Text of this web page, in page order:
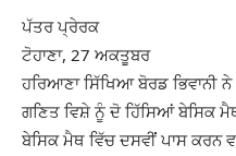
ਪੱਤਰ ਪ੍ਰੇਰਕ
ਟੋਹਾਣਾ, 27 ਅਕਤੂਬਰ
ਹਰਿਆਣਾ ਸਿੱਖਿਆ ਬੋਰਡ ਭਿਵਾਨੀ
ਗਣਿਤ ਵਿਸ਼ੇ ਨੂੰ ਦੋ ਹਿੱਸਿਆਂ ਬੇਸਿਕ
ਬੇਸਿਕ ਮੈਥ ਵਿੱਚ ਦਸਵੀਂਂ ਪਾਸ ਕਰਨ